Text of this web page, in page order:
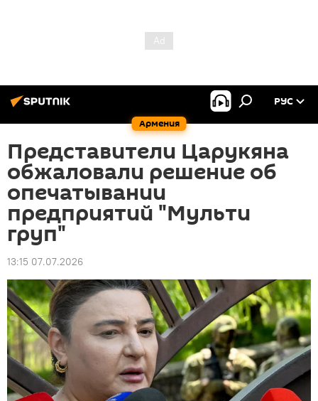
Армения
РУС
Представители Царукяна
обжаловали решение об
опечатывании
предприятий "Мульти
груп"
13:15 07.07.2026